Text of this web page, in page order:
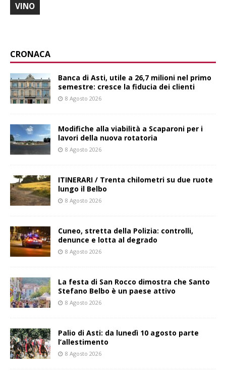
VINO
CRONACA
Banca di Asti, utile a 26,7 milioni nel primo
semestre: cresce la fiducia dei clienti
8 Agosto 2026
Modifiche alla viabilità a Scaparoni per i
lavori della nuova rotatoria
8 Agosto 2026
ITINERARI / Trenta chilometri su due ruote
lungo il Belbo
8 Agosto 2026
Cuneo, stretta della Polizia: controlli,
denunce e lotta al degrado
8 Agosto 2026
La festa di San Rocco dimostra che Santo
Stefano Belbo è un paese attivo
8 Agosto 2026
Palio di Asti: da lunedì 10 agosto parte
l’allestimento
8 Agosto 2026